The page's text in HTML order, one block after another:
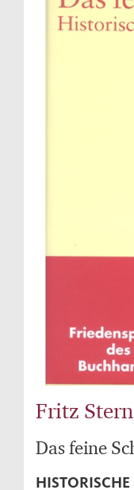
Fritz Stern
Das feine
HISTORISCHE